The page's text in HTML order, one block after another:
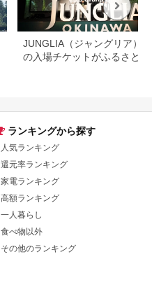
JUNGLIA（ジャングリア）
の入場チケットがふるさと納
ランキングから探す
人気ランキング
還元率ランキング
家電ランキング
高額ランキング
一人暮らし
食べ物以外
その他のランキング